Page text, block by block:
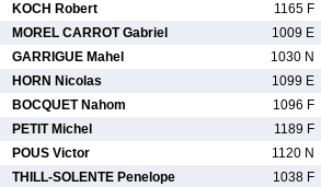
KOCH Robert
1165 F
MOREL CARROT Gabriel
1009 E
GARRIGUE Mahel
1030 N
HORN Nicolas
1099 E
BOCQUET Nahom
1096 F
PETIT Michel
1189 F
POUS Victor
1120 N
THILL-SOLENTE Penelope
1038 F